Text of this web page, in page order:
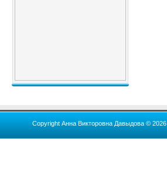
Copyright Анна Викторовна Давыдова © 2026